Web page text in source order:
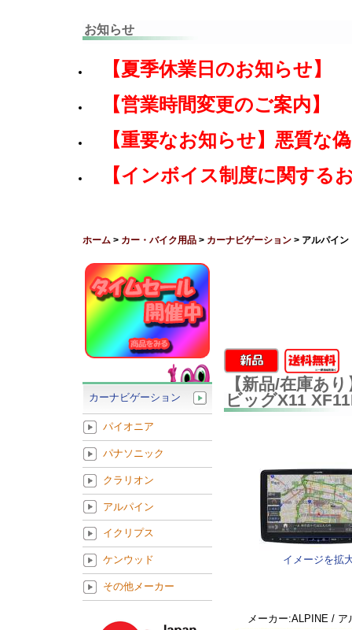
お知らせ
【夏季休業日のお知らせ】
【営業時間変更のご案内】
【重要なお知らせ】悪質な
【インボイス制度に関する
ホーム > カー・バイク用品 > カーナビゲーション > アルパイン
【新品/在庫あ
ビッグX11
イメージを拡
メーカー:ALPINE / ア
カーナビゲーション
パイオニア
パナソニック
クラリオン
アルパイン
イクリプス
ケンウッド
その他メーカー